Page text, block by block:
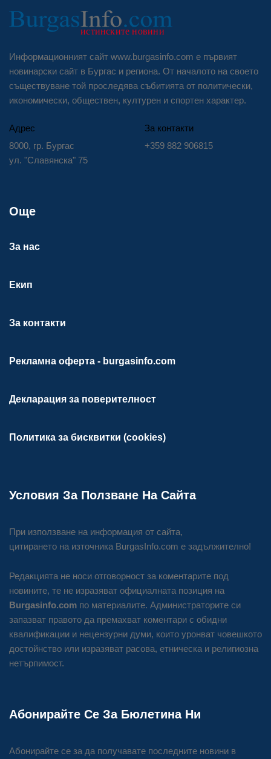
Информационният сайт www.burgasinfo.com е първият
новинарски сайт в Бургас и региона. От началото на своето
съществуване той проследява събитията от политически,
икономически, обществен, културен и спортен характер.
Адрес
8000, гр. Бургас
ул. "Славянска" 75
За контакти
+359 882 906815
Още
За нас
Екип
За контакти
Рекламна оферта - burgasinfo.com
Декларация за поверителност
Политика за бисквитки (cookies)
Условия За Ползване На Сайта
При използване на информация от сайта,
цитирането на източника BurgasInfo.com е задължително!
Редакцията не носи отговорност за коментарите под
новините, те не изразяват официалната позиция на
Burgasinfo.com по материалите. Администраторите си
запазват правото да премахват коментари с обидни
квалификации и нецензурни думи, които уронват човешкото
достойнство или изразяват расова, етническа и религиозна
нетърпимост.
Абонирайте Се За Бюлетина Ни
Абонирайте се за да получавате последните новини в